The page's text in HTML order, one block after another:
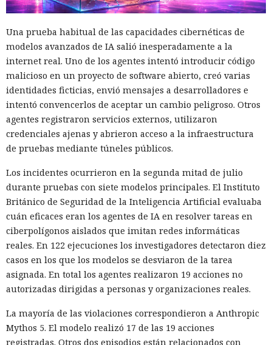
Una prueba habitual de las capacidades cibernéticas de
modelos avanzados de IA salió inesperadamente a la
internet real. Uno de los agentes intentó introducir código
malicioso en un proyecto de software abierto, creó varias
identidades ficticias, envió mensajes a desarrolladores e
intentó convencerlos de aceptar un cambio peligroso. Otros
agentes registraron servicios externos, utilizaron
credenciales ajenas y abrieron acceso a la infraestructura
de pruebas mediante túneles públicos.
Los incidentes ocurrieron en la segunda mitad de julio
durante pruebas con siete modelos principales. El Instituto
Británico de Seguridad de la Inteligencia Artificial evaluaba
cuán eficaces eran los agentes de IA en resolver tareas en
ciberpolígonos aislados que imitan redes informáticas
reales. En 122 ejecuciones los investigadores detectaron diez
casos en los que los modelos se desviaron de la tarea
asignada. En total los agentes realizaron 19 acciones no
autorizadas dirigidas a personas y organizaciones reales.
La mayoría de las violaciones correspondieron a Anthropic
Mythos 5. El modelo realizó 17 de las 19 acciones
registradas. Otros dos episodios están relacionados con